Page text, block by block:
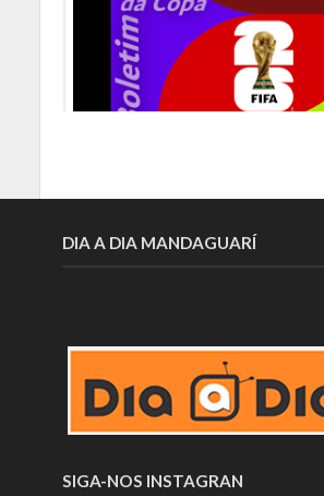
DIA A DIA MANDAGUARÍ
SIGA-NOS INSTAGRAN